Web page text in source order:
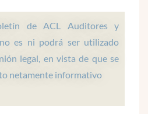
d
i
n
g
r
a
m
b
e
de ACL Auditores y
es ni podrá ser utilizado
legal, en vista de que se
netamente informativo